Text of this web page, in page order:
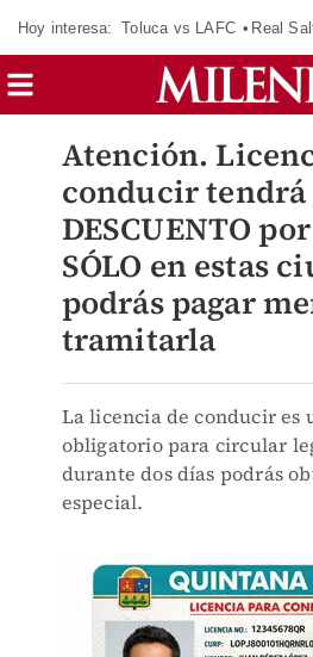
Hoy interesa: Toluca vs LAFC Real
Atención.
conducir tendrá
DESCUENTO
SÓLO en estas
podrás pagar
tramitarla
La licencia de conducir es
obligatorio para circular
durante dos días podrás
especial.